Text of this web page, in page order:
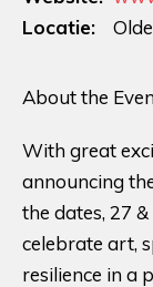
Locatie:
About the
With great
announcing
the dates, 27
celebrate art,
resilience in a